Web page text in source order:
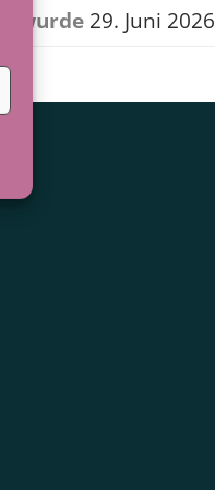
wurde 29. Juni 2026